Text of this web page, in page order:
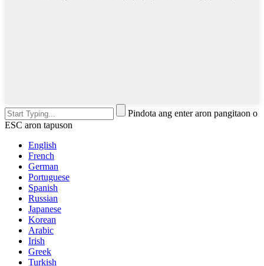
Pindota ang enter aron pangitaon o
ESC aron tapuson
English
French
German
Portuguese
Spanish
Russian
Japanese
Korean
Arabic
Irish
Greek
Turkish